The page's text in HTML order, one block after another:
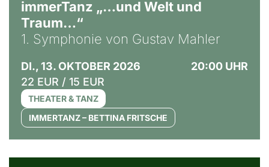
immerTanz „…und Welt und
Traum…“
1. Symphonie von Gustav Mahler
DI., 13. OKTOBER 2026
20:00 UHR
22 EUR / 15 EUR
THEATER & TANZ
IMMERTANZ – BETTINA FRITSCHE